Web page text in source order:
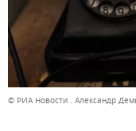
© РИА Новости . Александр